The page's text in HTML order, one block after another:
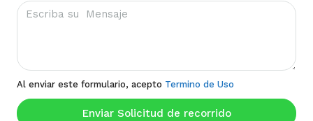
Al enviar este formulario, acepto Termino de Uso
Enviar Solicitud de recorrido